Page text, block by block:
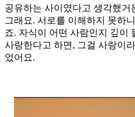
공유하는 사이였다고 생각했거
그래요. 서로를 이해하지 못하
죠. 자식이 어떤 사람인지 깊이
사랑한다고 하면, 그걸 사랑이
었어요.